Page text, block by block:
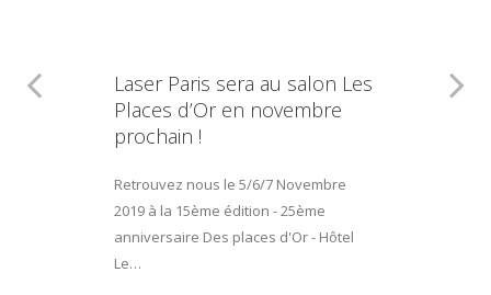
Laser Paris sera au salon Les
Places d’Or en novembre
prochain !
Retrouvez nous le 5/6/7 Novembre
2019 à la 15ème édition - 25ème
anniversaire Des places d'Or - Hôtel
Le…